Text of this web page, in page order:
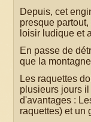
Depuis, cet
presque
loisir ludique et
En passe de
que la
Les raquettes
plusieurs jours
d'avantages :
raquettes) et un